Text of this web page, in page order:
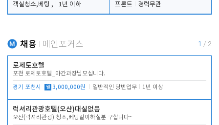
객실청소,베팅 ,
1년 이하
프론트
경력무관
채용 메인포커스 1 / 2
로제토호텔
포천 로제토호텔_야간과장님모십니다.
경기 포천시 월 3,000,000원 일반적인 당번업무 1년 이상
럭셔리관광호텔(오산)대실없음
오산(럭셔리관광) 청소,베팅같이하실분 구합니다~